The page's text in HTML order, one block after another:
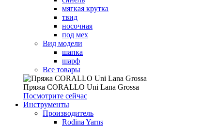
мягкая крутка
твид
носочная
под мех
Вид модели
шапка
шарф
Все товары
Пряжа CORALLO Uni Lana Grossa
Посмотрите сейчас
Инструменты
Производитель
Rodina Yarns